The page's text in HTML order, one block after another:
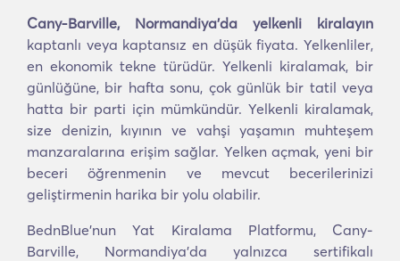
Cany-Barville, Normandiya'da yelkenli kiralayın
kaptanlı veya kaptansız en düşük fiyata. Yelkenliler,
en ekonomik tekne türüdür. Yelkenli kiralamak, bir
günlüğüne, bir hafta sonu, çok günlük bir tatil veya
hatta bir parti için mümkündür. Yelkenli kiralamak,
size denizin, kıyının ve vahşi yaşamın muhteşem
manzaralarına erişim sağlar. Yelken açmak, yeni bir
beceri öğrenmenin ve mevcut becerilerinizi
geliştirmenin harika bir yolu olabilir.
BednBlue'nun Yat Kiralama Platformu, Cany-
Barville, Normandiya'da yalnızca sertifikalı